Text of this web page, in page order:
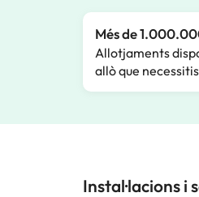
Més de
Allotjaments
allò que
Instal·lacions i